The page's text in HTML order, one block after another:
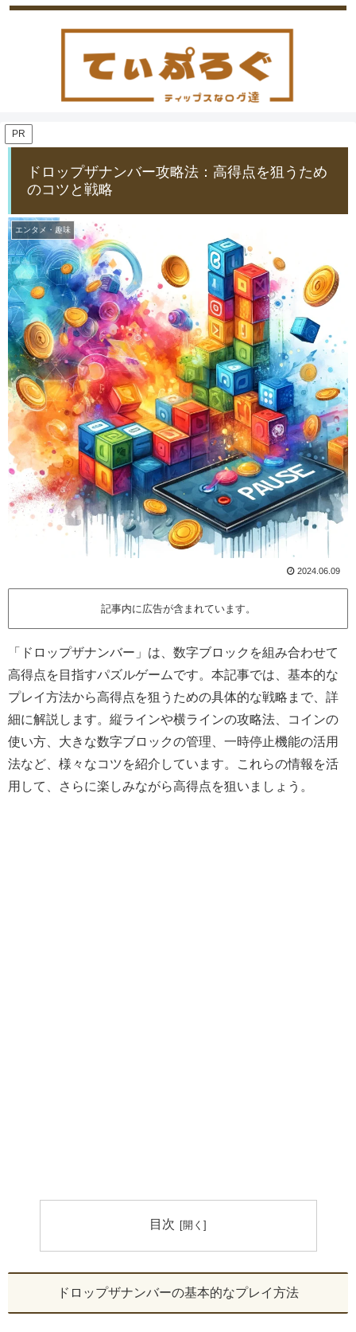
PR
ドロップザナンバー攻略法：高得点を狙うため
のコツと戦略
エンタメ・趣味
2024.06.09
記事内に広告が含まれています。
「ドロップザナンバー」は、数字ブロックを組み合わせて
高得点を目指すパズルゲームです。本記事では、基本的な
プレイ方法から高得点を狙うための具体的な戦略まで、詳
細に解説します。縦ラインや横ラインの攻略法、コインの
使い方、大きな数字ブロックの管理、一時停止機能の活用
法など、様々なコツを紹介しています。これらの情報を活
用して、さらに楽しみながら高得点を狙いましょう。
目次
ドロップザナンバーの基本的なプレイ方法